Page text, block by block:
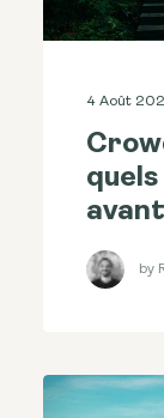
4 Août
by